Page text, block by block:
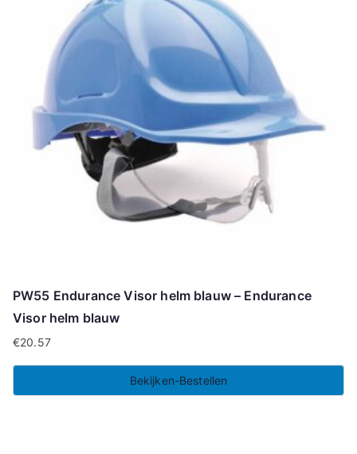
PW55 Endurance Visor helm blauw – Endurance
Visor helm blauw
€20.57
Bekijken-Bestellen